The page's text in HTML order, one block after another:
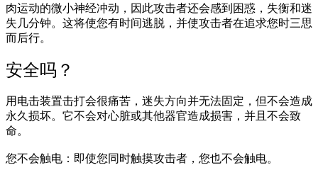
肉运动的微小神经冲动，因此攻击者还会感到困惑，失衡和迷
失几分钟。这将使您有时间逃脱，并使攻击者在追求您时三思
而后行。
安全吗？
用电击装置击打会很痛苦，迷失方向并无法固定，但不会造成
永久损坏。它不会对心脏或其他器官造成损害，并且不会致
命。
您不会触电：即使您同时触摸攻击者，您也不会触电。